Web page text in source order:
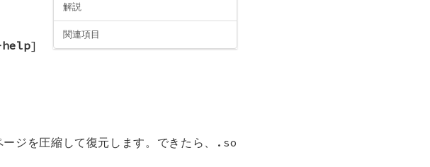
解説
関連項目
]
ジを圧縮して復元します。できたら、.so